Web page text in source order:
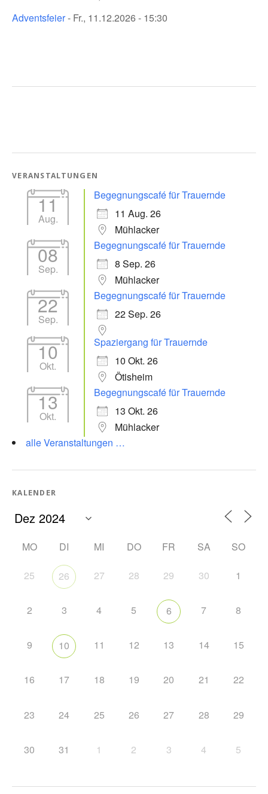
Adventsfeier- Fr., 11.12.2026 - 15:30
VERANSTALTUNGEN
11
Aug.
Begegnungscafé für Trauernde
11 Aug. 26
Mühlacker
08
Sep.
Begegnungscafé für Trauernde
8 Sep. 26
Mühlacker
22
Sep.
Begegnungscafé für Trauernde
22 Sep. 26
10
Okt.
Spaziergang für Trauernde
10 Okt. 26
Ötisheim
13
Okt.
Begegnungscafé für Trauernde
13 Okt. 26
Mühlacker
alle Veranstaltungen …
KALENDER
MO DI MI DO FR SA SO
25 26 27 28 29 30 1
2 3 4 5 6 7 8
9 10 11 12 13 14 15
16 17 18 19 20 21 22
23 24 25 26 27 28 29
30 31 1 2 3 4 5